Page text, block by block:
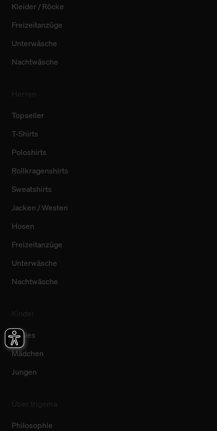
Kleider / Röcke
Freizeitanzüge
Unterwäsche
Nachtwäsche
Topseller
T-Shirts
Poloshirts
Rollkragenshirts
Sweatshirts
Jacken / Westen
Hosen
Freizeitanzüge
Unterwäsche
Nachtwäsche
Babies
Mädchen
Jungen
Philosophie